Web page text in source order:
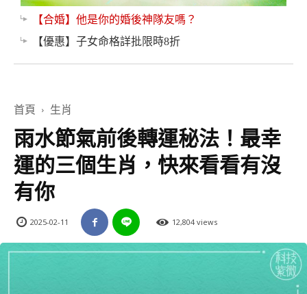
【合婚】他是你的婚後神隊友嗎？
【優惠】子女命格詳批限時8折